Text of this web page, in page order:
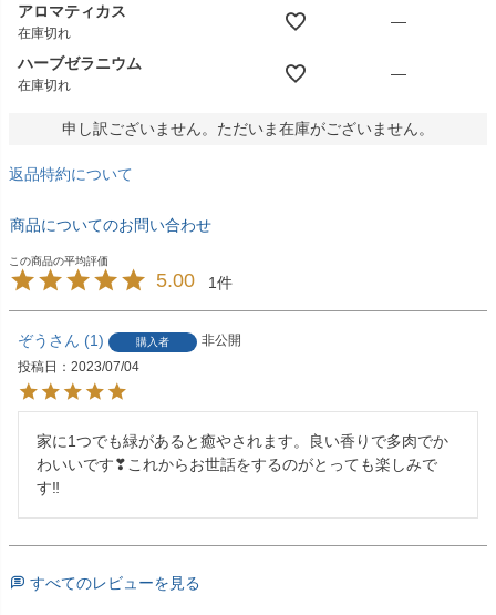
アロマティカス
在庫切れ
—
ハーブゼラニウム
在庫切れ
—
申し訳ございません。ただいま在庫がございません。
返品特約について
商品についてのお問い合わせ
5.00 1
ぞう 1 購入者
非公開
投稿日
2023/07/04
家に1つでも緑があると癒やされます。良い香りで多肉でか
わいいです❣これからお世話をするのがとっても楽しみで
す‼
すべてのレビューを見る